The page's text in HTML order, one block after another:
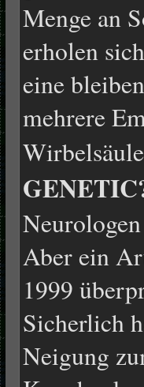
Menge an
erholen
eine
mehrere
Aber ein
1999
Sicherlich
Neigung